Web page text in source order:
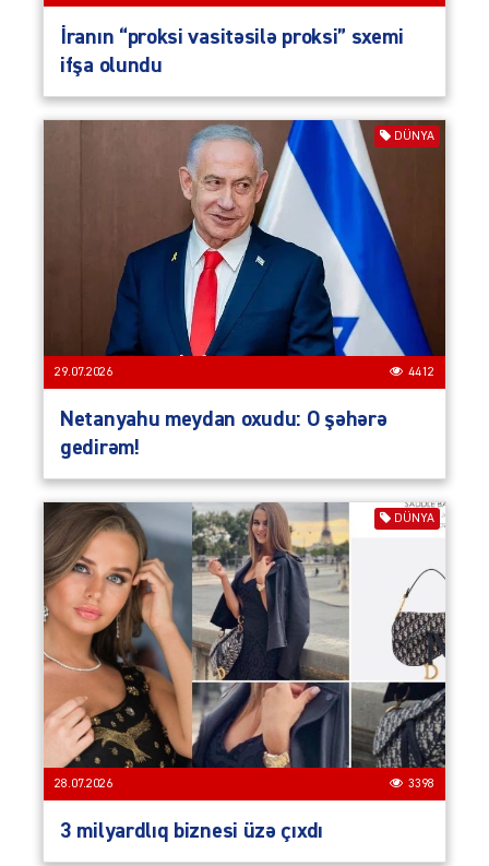
İranın “proksi vasitəsilə proksi” sxemi
ifşa olundu
DÜNYA
29.07.2026 4412
Netanyahu meydan oxudu: O şəhərə
gedirəm!
DÜNYA
28.07.2026 3398
3 milyardlıq biznesi üzə çıxdı